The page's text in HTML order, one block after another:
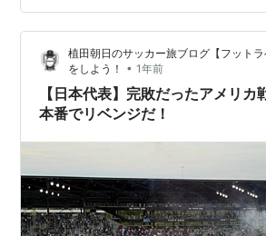
りも嬉しい🇧🇷💥 ◆あのドイツ戦、ス
た!? 感覚的には、あのW杯でドイツ・
た時のような高揚感。 いや、それ以上
植田朝日のサッカー旅ブログ【フット
をしよう！
• 1年前
【日本代表】完敗だったアメリカ
本番でリベンジだ！